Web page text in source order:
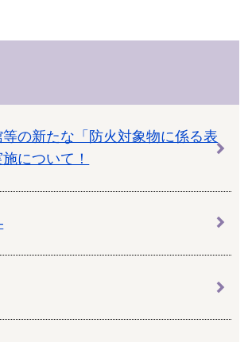
の新たな「防火対象物に係る表
について！